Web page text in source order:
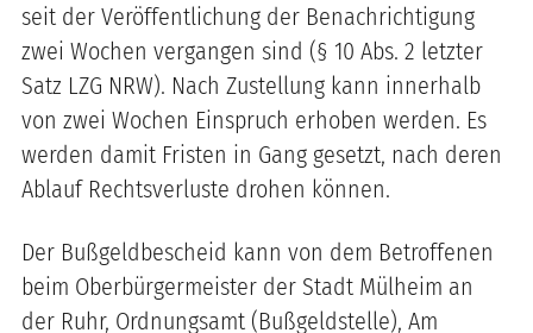
seit der Veröffentlichung der Benachrichtigung
zwei Wochen vergangen sind (§ 10 Abs. 2 letzter
Satz LZG NRW). Nach Zustellung kann innerhalb
von zwei Wochen Einspruch erhoben werden. Es
werden damit Fristen in Gang gesetzt, nach deren
Ablauf Rechtsverluste drohen können.
Der Bußgeldbescheid kann von dem Betroffenen
beim Oberbürgermeister der Stadt Mülheim an
der Ruhr, Ordnungsamt (Bußgeldstelle), Am